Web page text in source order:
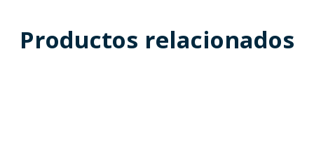
Productos relacionados